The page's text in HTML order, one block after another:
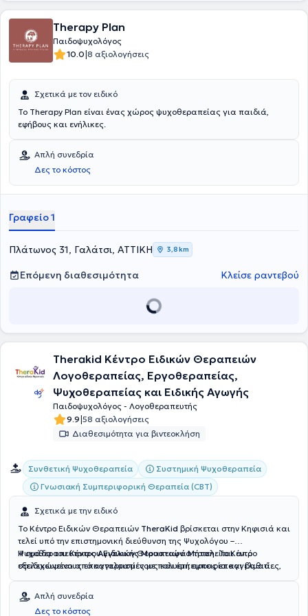
Therapy Plan
Παιδοψυχολόγος
10.0|8 αξιολογήσεις
Σχετικά με τον ειδικό
To Therapy Plan είναι ένας χώρος ψυχοθεραπείας για παιδιά,
εφήβους και ενήλικες.
Απλή συνεδρία
Δες το κόστος
Γραφείο 1
Πλάτωνος 31, Γαλάτσι, ΑΤΤΙΚΗ 3,8 km
Επόμενη διαθεσιμότητα Κλείσε ραντεβού
Therakid Κέντρο Ειδικών Θεραπειών
Λογοθεραπείας, Εργοθεραπείας,
Ψυχοθεραπείας και Ειδικής Αγωγής
Παιδοψυχολόγος - Λογοθεραπευτής
9.9|58 αξιολογήσεις
Διαθεσιμότητα για βιντεοκλήση
Συνθετική Ψυχοθεραπεία
Συστημική Ψυχοθεραπεία
Γνωσιακή Συμπεριφορική Θεραπεία (CBT)
Σχετικά με την ειδικό
Το Κέντρο Ειδικών Θεραπειών TheraKid βρίσκεται στην Κηφισιά και
τελεί υπό την επιστημονική διεύθυνση της Ψυχολόγου –
ΨυχοθεραπεύτριαςΑγγελικής Μουσταφά Μήτση. Το Κέντρο
στελεχώνεται από καταρτισμένους και έμπειρους επαγγελματίες,
Ψυχοθεραπευτές και Ειδικούς Παιδαγωγούς
ευρύ φάσμα υπηρεσιών με στόχο την ολόπλευρη στήριξη κάθε
Η ομάδα του Κέντρου Ειδικών Θεραπειών αποτελείται από
εξειδικευμένους επαγγελματίες με πολυετή εμπειρία και βαθιά
Νικολαΐδη Έρρικα
Πανεπιστημίου Θεσσαλονίκης και μεταπτυχιακή φοιτήτρια
Απλή συνεδρία
Δες το κόστος